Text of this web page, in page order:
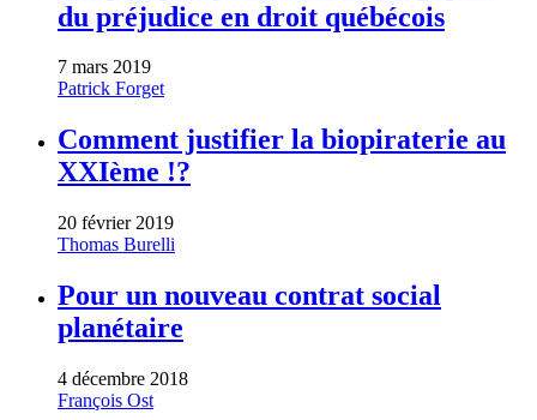
du préjudice en droit québécois
7 mars 2019
Patrick Forget
Comment justifier la biopiraterie au
XXIème !?
20 février 2019
Thomas Burelli
Pour un nouveau contrat social
planétaire
4 décembre 2018
François Ost